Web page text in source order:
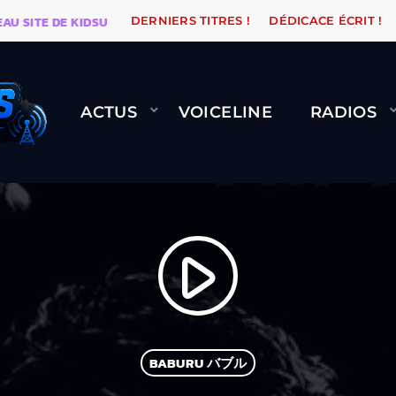
DE KIDSUNE WARÉTRO ORANGE ROAD QUI
DERNIERS TITRES ! DÉDICACE ÉCRIT !
ACTUS VOICELINE RADIOS
play_arrow
BABURU バブル